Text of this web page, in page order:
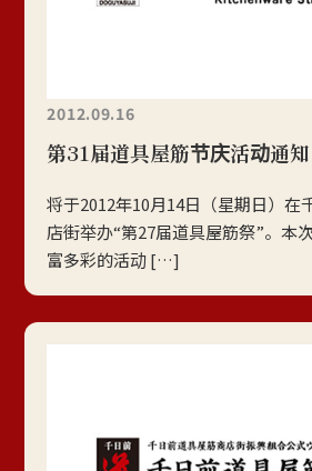
2012.09.16
第31届道具屋筋节庆活动通知
将于2012年10月14日（星期日）在
店街举办“第27届道具屋筋祭”。本
富多彩的活动 […]